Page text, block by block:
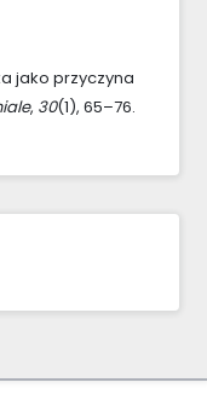
jako przyczyna
, 30(1), 65–76.